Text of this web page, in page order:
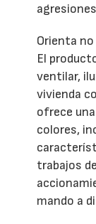
Orienta
El
ventilar,
vivienda
ofrece
colores,
trabajos
mando a